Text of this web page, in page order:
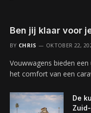
Ben jij klaar voor
BY CHRIS OKTOBER 22,
Vouwwagens bieden
het comfort van een
De